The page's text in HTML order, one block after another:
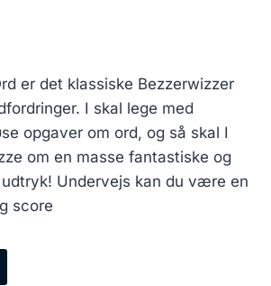
er det klassiske Bezzerwizzer
I skal lege med
opgaver om ord, og så skal I
om en masse fantastiske og
Undervejs kan du være en
score